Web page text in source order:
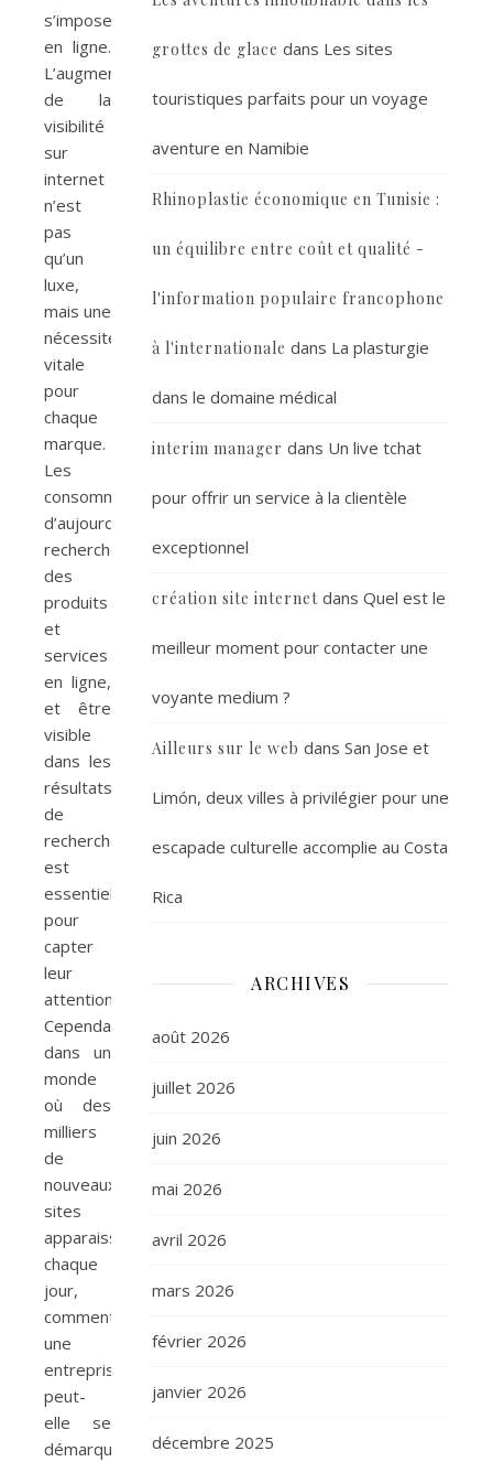
s’imposer
en ligne.
L’augmentation
de la
visibilité
sur
internet
n’est
pas
qu’un
luxe,
mais une
nécessité
vitale
pour
chaque
marque.
Les
consommateurs
d’aujourd’hui
recherchent
des
produits
et
services
en ligne,
et être
visible
dans les
résultats
de
recherche
est
essentiel
pour
capter
leur
attention.
Cependant,
dans un
monde
où des
milliers
de
nouveaux
sites
apparaissent
chaque
jour,
comment
une
entreprise
peut-
elle se
démarquer
grottes de glace dans Les sites
touristiques parfaits pour un voyage
aventure en Namibie
Rhinoplastie économique en Tunisie :
un équilibre entre coût et qualité -
l'information populaire francophone
à l'internationale dans La plasturgie
dans le domaine médical
interim manager dans Un live tchat
pour offrir un service à la clientèle
exceptionnel
création site internet dans Quel est le
meilleur moment pour contacter une
voyante medium ?
Ailleurs sur le web dans San Jose et
Limón, deux villes à privilégier pour une
escapade culturelle accomplie au Costa
Rica
ARCHIVES
août 2026
juillet 2026
juin 2026
mai 2026
avril 2026
mars 2026
février 2026
janvier 2026
décembre 2025